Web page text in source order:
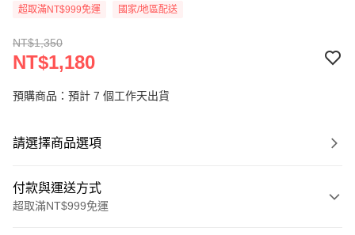
超取滿NT$999免運 國家/地區配送
NT$1,350
NT$1,180
預購商品：預計 7 個工作天出貨
請選擇商品選項
付款與運送方式
超取滿NT$999免運